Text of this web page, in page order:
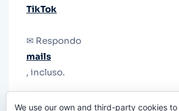
TikTok
✉ Respondo
mails
, incluso.
We use our own and third-party cookies